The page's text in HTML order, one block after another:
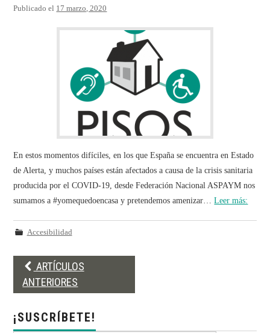
Publicado el 17 marzo, 2020
En estos momentos difíciles, en los que España se encuentra en Estado
de Alerta, y muchos países están afectados a causa de la crisis sanitaria
producida por el COVID-19, desde Federación Nacional ASPAYM nos
sumamos a #yomequedoencasa y pretendemos amenizar…Leer más:
Accesibilidad
Post
navigation
ARTÍCULOS
ANTERIORES
¡SUSCRÍBETE!